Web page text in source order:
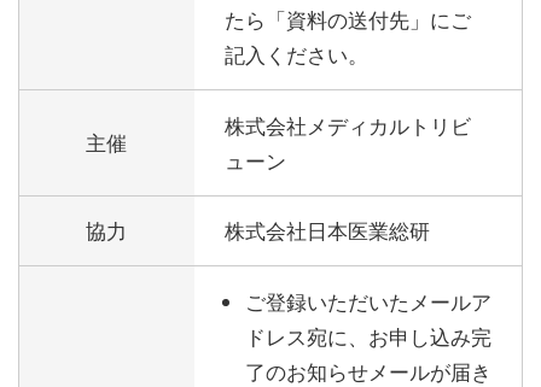
たら「資料の送付先」にご
記入ください。
主催
株式会社メディカルトリビ
ューン
協力 株式会社日本医業総研
ご登録いただいたメールア
ドレス宛に、お申し込み完
了のお知らせメールが届き